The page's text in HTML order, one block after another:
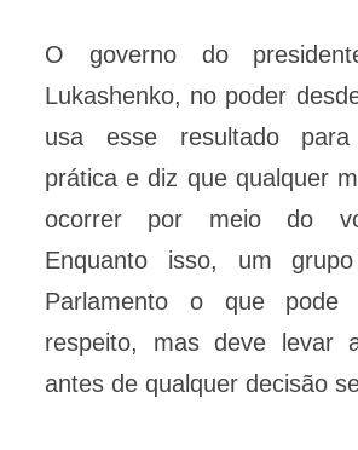
O governo do
Lukashenko, no poder
usa esse resultado
prática e diz que qualquer
ocorrer por meio do
Enquanto isso, um
Parlamento o que
respeito, mas deve levar
antes de qualquer decisão